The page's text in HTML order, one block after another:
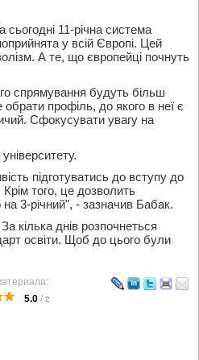
11-річна система
у всій Європі. Цей
А те, що європейці почнуть
спрямування будуть більш
профіль, до якого в неї є
Сфокусувати увагу на
підготуватись до вступу до
Крім того, це дозволить
3-річний", - зазначив Бабак.
кілька днів розпочнеться
освіти. Щоб до цього були
5.0 / 2